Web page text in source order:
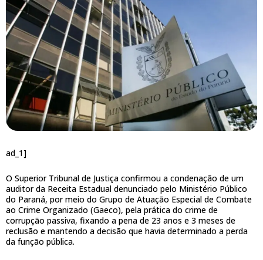
ad_1]
O Superior Tribunal de Justiça confirmou a condenação de um
auditor da Receita Estadual denunciado pelo Ministério Público
do Paraná, por meio do Grupo de Atuação Especial de Combate
ao Crime Organizado (Gaeco), pela prática do crime de
corrupção passiva, fixando a pena de 23 anos e 3 meses de
reclusão e mantendo a decisão que havia determinado a perda
da função pública.